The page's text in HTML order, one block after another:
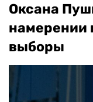
Оксана
намерении
выборы